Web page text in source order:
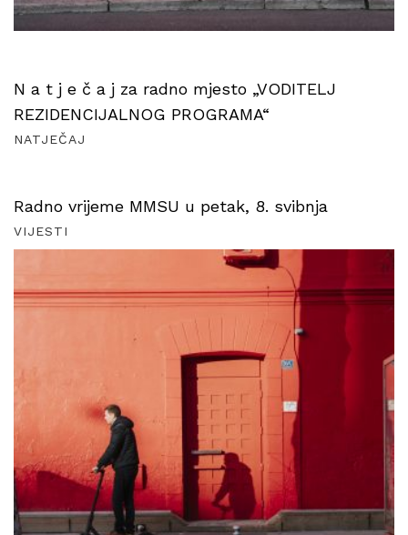
N a t j e č a j za radno mjesto „VODITELJ
REZIDENCIJALNOG PROGRAMA“
NATJEČAJ
Radno vrijeme MMSU u petak, 8. svibnja
VIJESTI